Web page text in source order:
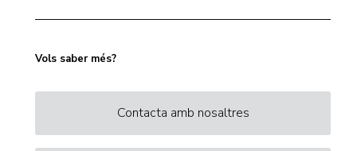
Vols saber més?
Contacta amb nosaltres